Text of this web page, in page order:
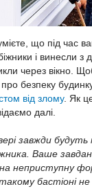
що під час
і винесли з
через вікно.
безпеку
від злому. Як
далі.
завжди будуть
Ваше
неприступну
бастіоні не